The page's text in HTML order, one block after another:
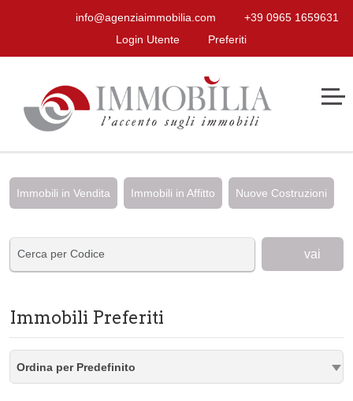
info@agenziaimmobilia.com
+39 0965 1659631
Login Utente
Preferiti
Immobili in Vendita Immobili in Affitto Nuove Costruzioni
vai
Immobili Preferiti
Ordina per Predefinito